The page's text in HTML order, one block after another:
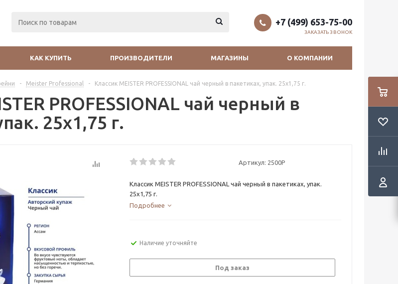
+7 (499) 653-75-00
ЗАКАЗАТЬ ЗВОНОК
КАК КУПИТЬ ПРОИЗВОДИТЕЛИ МАГАЗИНЫ О КОМПАНИИ
- Meister Professional - Классик MEISTER PROFESSIONAL чай черный в пакетиках, упак. 25х1,75 г.
PROFESSIONAL чай черный в
25х1,75 г.
Артикул: 2500Р
Классик MEISTER PROFESSIONAL чай черный в пакетиках, упак.
25х1,75 г.
Подробнее
Наличие уточняйте
Под заказ